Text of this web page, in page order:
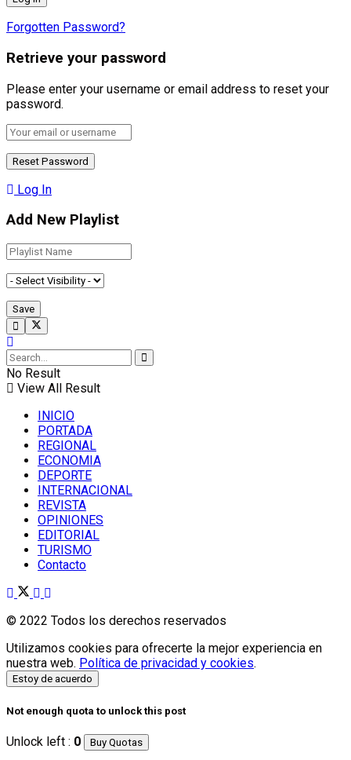
Forgotten Password?
Retrieve your password
Please enter your username or email address to reset your
password.
Log In
Add New Playlist
No Result
View All Result
INICIO
PORTADA
REGIONAL
ECONOMIA
DEPORTE
INTERNACIONAL
REVISTA
OPINIONES
EDITORIAL
TURISMO
Contacto
© 2022 Todos los derechos reservados
Utilizamos cookies para ofrecerte la mejor experiencia en
nuestra web. Política de privacidad y cookies.
Estoy de acuerdo
Not enough quota to unlock this post
Unlock left : 0 Buy Quotas